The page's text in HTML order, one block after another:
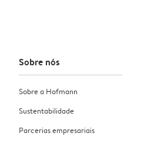
Sobre nós
Sobre a Hofmann
Sustentabilidade
Parcerias empresariais